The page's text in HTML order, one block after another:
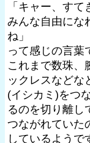
「キャー、すて
みんな自由にな
ね」
って感じの言葉
これまで数珠、
ックレスなどな
(イシカミ)をつ
るのを切り離し
つながれていた
しているようで